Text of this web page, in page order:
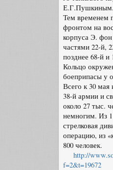
Е.Г.Пушкиным.
Тем временем
фронтом на
корпуса Э.
частями 22-й,
позднее 68-й и
Кольцо
боеприпасы у
Всего к 30
38-й армии и
около 27 тыс.
немногим. Из
стрелковая
операцию, из
800 человек.
http://
f=2&t=19672